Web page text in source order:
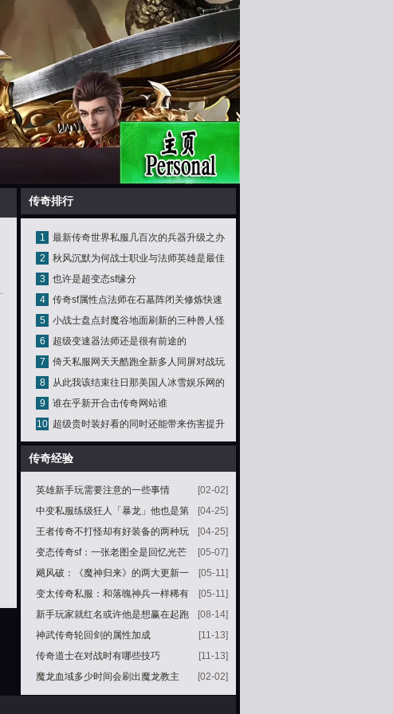
传奇排行
1
最新传奇世界私服几百次的兵器升级之办
法分享
2
秋风沉默为何战士职业与法师英雄是最佳
搭档？
3
也许是超变态sf缘分
4
传奇sf属性点法师在石墓阵闭关修炼快速
冲刺
5
小战士盘点封魔谷地面刷新的三种兽人怪
物极品大勇惹不起
6
超级变速器法师还是很有前途的
7
倚天私服网天天酷跑全新多人同屏对战玩
法测评
8
从此我该结束往日那美国人冰雪娱乐网的
生活
9
谁在乎新开合击传奇网站谁
10 超级贵时装好看的同时还能带来伤害提升
传奇经验
[02-02]
英雄新手玩需要注意的一些事情
[04-25]
中变私服练级狂人「暴龙」他也是第
一批破百级的玩家
[04-25]
王者传奇不打怪却有好装备的两种玩
家一种看实力一种看运气
[05-07]
变态传奇sf：一张老图全是回忆光芒
大佬点蜡烛清猪七
[05-11]
飓风破：《魔神归来》的两大更新一
个喜忧参半另一个受欢迎
[05-11]
变太传奇私服：和落魄神兵一样稀有
的传说级装备黑铁手套
[08-14]
新手玩家就红名或许他是想赢在起跑
线上
[11-13]
神武传奇轮回剑的属性加成
[11-13]
传奇道士在对战时有哪些技巧
[02-02]
魔龙血域多少时间会刷出魔龙教主